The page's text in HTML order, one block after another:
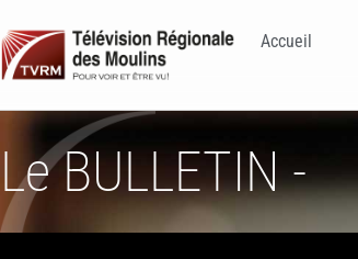
Accueil
Le BULLETIN -